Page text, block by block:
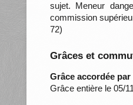
sujet. Meneur
commission
72)
Grâces et
Grâce accordée par
Grâce entière le 05/